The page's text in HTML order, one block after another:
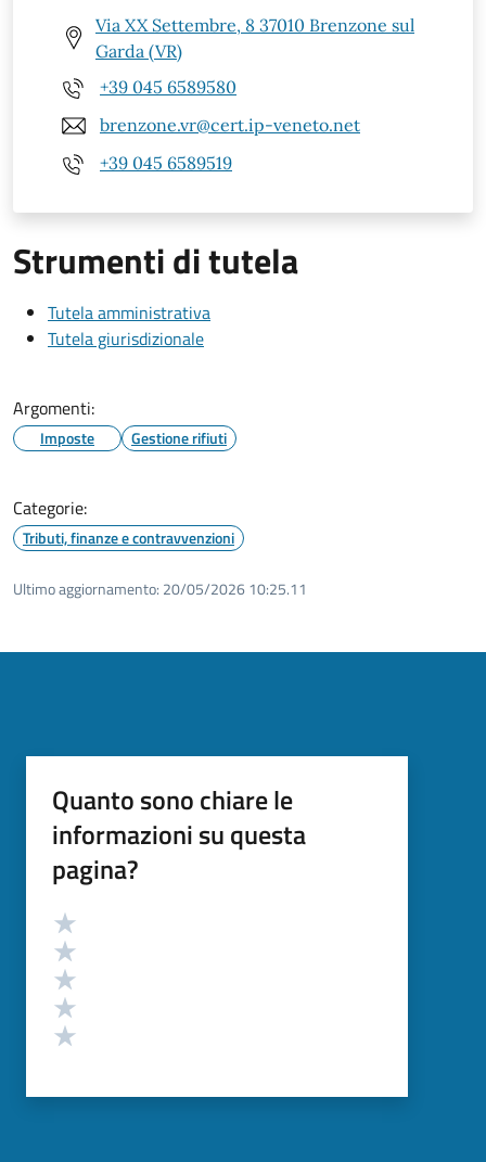
Via XX Settembre, 8 37010 Brenzone sul
Garda (VR)
+39 045 6589580
brenzone.vr@cert.ip-veneto.net
+39 045 6589519
Strumenti di tutela
Tutela amministrativa
Tutela giurisdizionale
Argomenti:
Imposte Gestione rifiuti
Categorie:
Tributi, finanze e contravvenzioni
Ultimo aggiornamento: 20/05/2026 10:25.11
Quanto sono chiare le
informazioni su questa
pagina?
Valutazione